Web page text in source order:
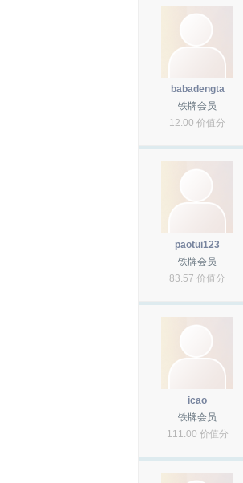
babadengta
铁牌会员
12.00 价值分
paotui123
铁牌会员
83.57 价值分
icao
铁牌会员
111.00 价值分